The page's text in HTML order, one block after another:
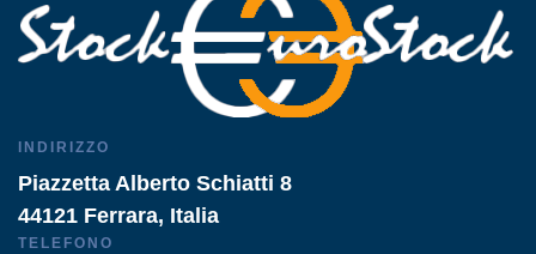
INDIRIZZO
Piazzetta Alberto Schiatti 8
44121 Ferrara, Italia
TELEFONO